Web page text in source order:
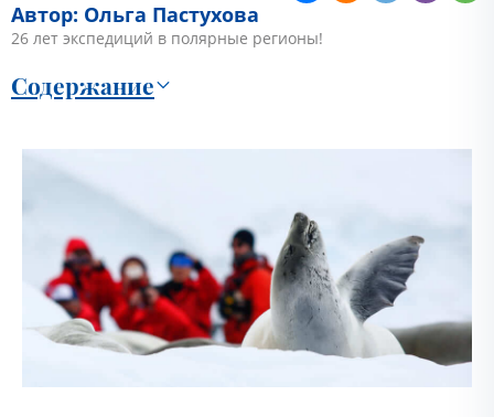
Автор: Ольга Пастухова
26 лет экспедиций в полярные регионы!
Содержание